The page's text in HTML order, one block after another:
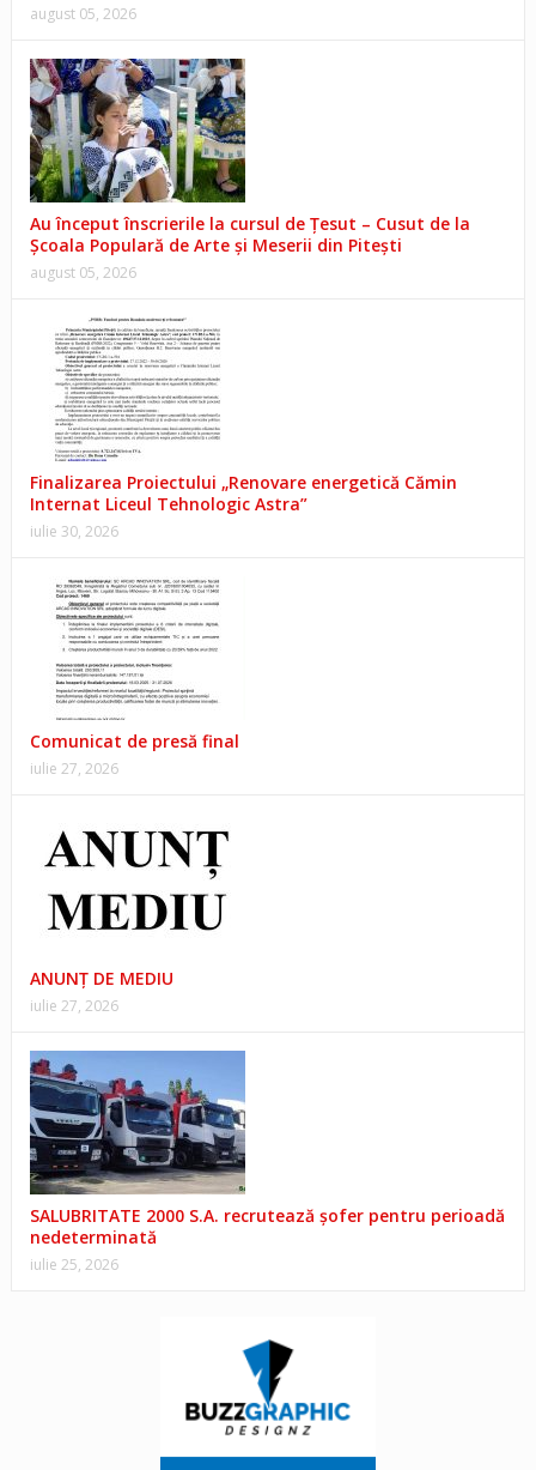
august 05, 2026
Au început înscrierile la cursul de Țesut – Cusut de la
Școala Populară de Arte și Meserii din Pitești
august 05, 2026
Finalizarea Proiectului „Renovare energetică Cămin
Internat Liceul Tehnologic Astra”
iulie 30, 2026
Comunicat de presă final
iulie 27, 2026
ANUNŢ DE MEDIU
iulie 27, 2026
SALUBRITATE 2000 S.A. recrutează șofer pentru perioadă
nedeterminată
iulie 25, 2026